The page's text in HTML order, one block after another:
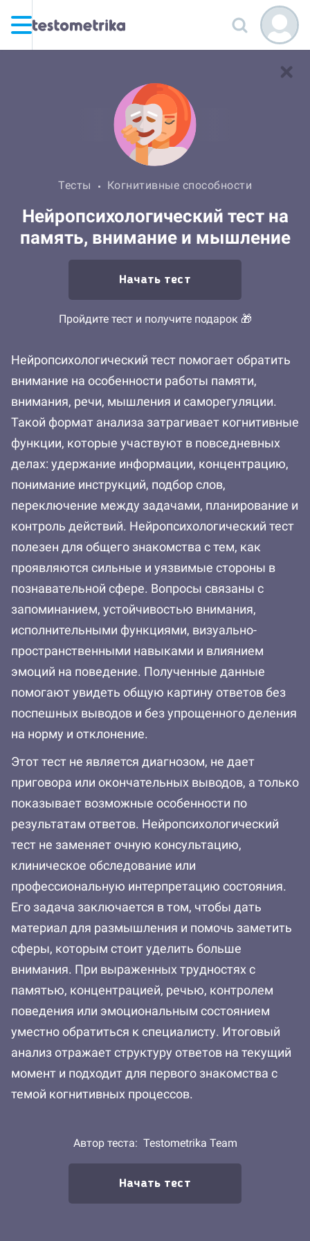
Тесты Когнитивные способности
Нейропсихологический тест на
память, внимание и мышление
Начать тест
Пройдите тест и получите подарок 🎁
Нейропсихологический тест помогает обратить
внимание на особенности работы памяти,
внимания, речи, мышления и саморегуляции.
Такой формат анализа затрагивает когнитивные
функции, которые участвуют в повседневных
делах: удержание информации, концентрацию,
понимание инструкций, подбор слов,
переключение между задачами, планирование и
контроль действий. Нейропсихологический тест
полезен для общего знакомства с тем, как
проявляются сильные и уязвимые стороны в
познавательной сфере. Вопросы связаны с
запоминанием, устойчивостью внимания,
исполнительными функциями, визуально-
пространственными навыками и влиянием
эмоций на поведение. Полученные данные
помогают увидеть общую картину ответов без
поспешных выводов и без упрощенного деления
на норму и отклонение.
Этот тест не является диагнозом, не дает
приговора или окончательных выводов, а только
показывает возможные особенности по
результатам ответов. Нейропсихологический
тест не заменяет очную консультацию,
клиническое обследование или
профессиональную интерпретацию состояния.
Его задача заключается в том, чтобы дать
материал для размышления и помочь заметить
сферы, которым стоит уделить больше
внимания. При выраженных трудностях с
памятью, концентрацией, речью, контролем
поведения или эмоциональным состоянием
уместно обратиться к специалисту. Итоговый
анализ отражает структуру ответов на текущий
момент и подходит для первого знакомства с
темой когнитивных процессов.
Автор теста: Testometrika Team
Начать тест